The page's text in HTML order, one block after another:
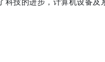
科技的进步，计算机设备及